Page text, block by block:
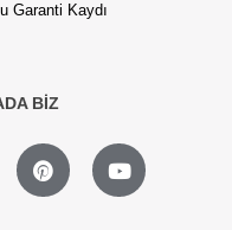
Garanti Kaydı
BİZ